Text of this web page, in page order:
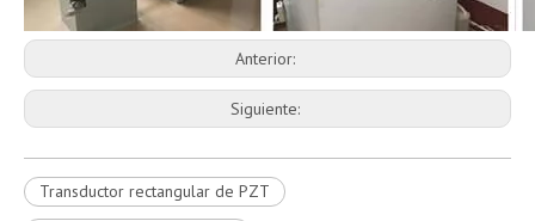
Anterior:
Siguiente:
Transductor rectangular de PZT